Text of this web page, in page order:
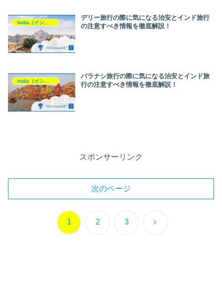
India（インド）
デリー旅行の際に気になる治安とインド旅行
の注意すべき情報を徹底解説！
バラナシ旅行の際に気になる治安とインド旅
行の注意すべき情報を徹底解説！
スポンサーリンク
次のページ
1 2 3 次